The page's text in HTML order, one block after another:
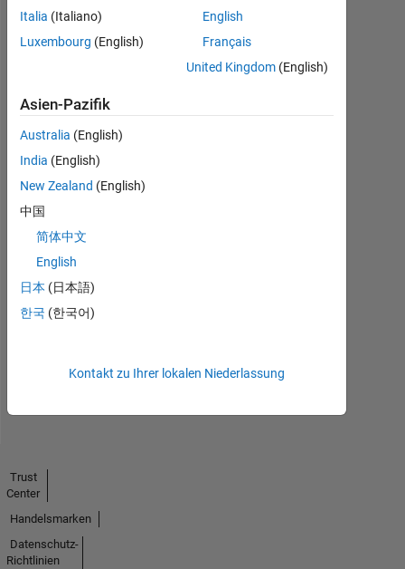
skill
No
Endorsements
Italia (Italiano)
Luxembourg (English)
English
Français
United Kingdom (English)
Asien-Pazifik
Australia (English)
India (English)
New Zealand (English)
中国
简体中文
English
日本 (日本語)
한국 (한국어)
Kontakt zu Ihrer lokalen Niederlassung
Trust
Center
Handelsmarken
Datenschutz-
Richtlinien